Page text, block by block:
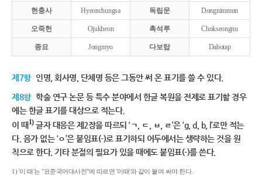
현충사 Hyeonchungsa 독립문 Dongnimmun
오죽헌 Ojukheon 촉석루 Chokseongnu
종묘 Jongmyo 다보탑 Dabotap
제7항 인명, 회사명, 단체명 등은 그동안 써 온 표기를 쓸 수 있다.
제8항 학술 연구 논문 등 특수 분야에서 한글 복원을 전제로 표기할 경우
에는 한글 표기를 대상으로 적는다.
이 때1)글자 대응은 제2장을 따르되 ‘ㄱ, ㄷ, ㅂ, ㄹ’은 ‘g, d, b, l’로만 적는
다. 음가 없는 ‘ㅇ’은 붙임표(-)로 표기하되 어두에서는 생략하는 것을 원
칙으로 한다. 기타 분절의 필요가 있을 때에도 붙임표(-)를 쓴다.
1) '이 때'는 "표준국어대사전"에 따르면 '이때'와 같이 붙여 써야 한다.